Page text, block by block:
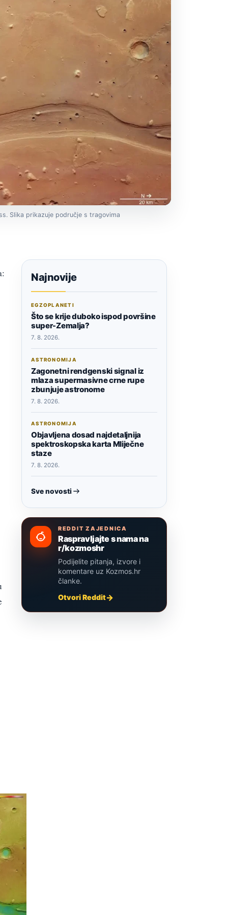
Slika prikazuje područje s tragovima
Najnovije
EGZOPLANETI
Što se krije duboko ispod površine
super-Zemalja?
7. 8. 2026.
ASTRONOMIJA
Zagonetni rendgenski signal iz
mlaza supermasivne crne rupe
zbunjuje astronome
7. 8. 2026.
ASTRONOMIJA
Objavljena dosad najdetaljnija
spektroskopska karta Mliječne
staze
7. 8. 2026.
Sve novosti
REDDIT ZAJEDNICA
Raspravljajte s nama na
r/kozmoshr
Podijelite pitanja, izvore i
komentare uz Kozmos.hr
članke.
Otvori Reddit